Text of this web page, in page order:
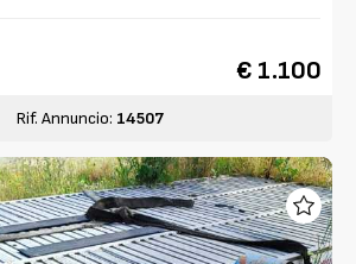
€ 1.100
Rif. Annuncio: 14507